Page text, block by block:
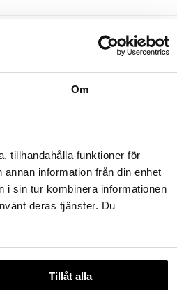
Om
tillhandahålla funktioner för
information från din enhet
i sin tur kombinera informationen
deras tjänster. Du
Tillåt alla
Vinkkejä sinulle
Laiskiainen